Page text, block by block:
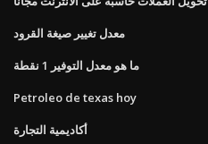
معدل تغيير صيغة القرود
ما هو معدل التوفير 1 نقطة
Petroleo de texas hoy
أكاديمية التجارة